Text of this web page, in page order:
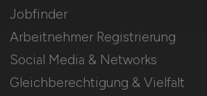
Jobfinder
Arbeitnehmer Registrierung
Social Media & Networks
Gleichberechtigung & Vielfalt